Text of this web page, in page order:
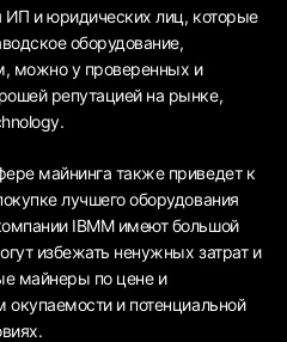
ИП и юридических лиц, которые
оборудование,
можно у проверенных и
репутацией на рынке,
майнинга также приведет к
лучшего оборудования
IBMM имеют большой
избежать ненужных затрат и
майнеры по цене и
окупаемости и потенциальной